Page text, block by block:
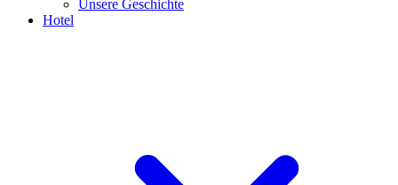
Unsere Geschichte
Hotel